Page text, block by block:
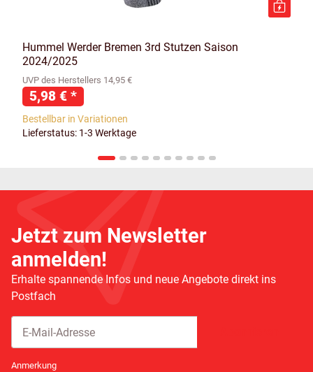
Hummel Werder Bremen 3rd Stutzen Saison
2024/2025
UVP des Herstellers 14,95 €
5,98 € *
Bestellbar in Variationen
Lieferstatus: 1-3 Werktage
Jetzt zum Newsletter
anmelden!
Erhalte spannende Infos und neue Angebote direkt ins
Postfach
Anmerkung